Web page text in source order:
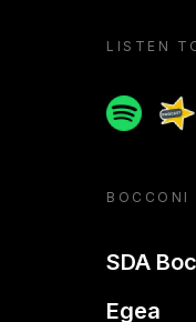
LISTEN
Spotify
BOCCONI
SDA
Egea